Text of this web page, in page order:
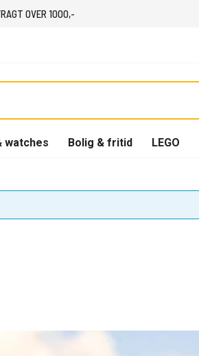
OVER 1000,-
watches Bolig & fritid LEGO